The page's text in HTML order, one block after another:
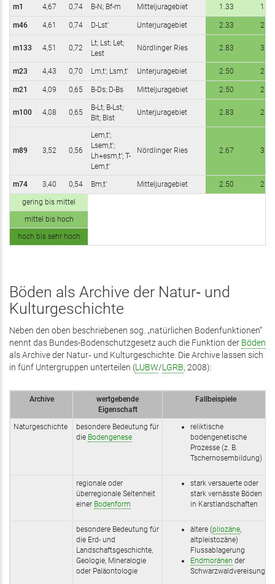
m1 4,67 0,74 B-N; Bf-m Mitteljuragebiet 1.33 1.67
m46 4,61 0,74 D-Lst' Unterjuragebiet 2.33 2.50
m133 4,51 0,72
Lt; Lst; Let;
Lest
Nördlinger Ries 2.83 3.00
m23 4,43 0,70 Lm,t'; Lsm,t' Unterjuragebiet 2.50 2.67
m21 4,09 0,65 B-Ds; D-Bs Mitteljuragebiet 2.50 2.83
m100 4,08 0,65
B-Lt; B-Lst;
Blt; Blst
Unterjuragebiet 2.83 2.83
m89 3,52 0,56
Lem,t‘;
Lsem,t‘;
Lh+esm,t‘; T-
Lem,t‘
Nördlinger Ries 2.67 3.00
m74 3,40 0,54 Bm,t' Mitteljuragebiet 2.50 2.67
gering bis mittel
mittel bis hoch
hoch bis sehr hoch
Böden als Archive der Natur‑ und
Kulturgeschichte
Neben den oben beschriebenen sog. „natürlichen Bodenfunktionen“
nennt das Bundes-Bodenschutzgesetz auch die Funktion der Böden
als Archive der Natur‑ und Kulturgeschichte. Die Archive lassen sich
in fünf Untergruppen unterteilen (LUBW/LGRB, 2008):
Archive
wertgebende
Eigenschaft
Fallbeispiele
Naturgeschichte
besondere Bedeutung für
die Bodengenese
reliktische
bodengenetische
Prozesse (z. B.
Tschernosembildung)
regionale oder
überregionale Seltenheit
einer Bodenform
stark versauerte oder
stark vernässte Böden
in Karstlandschaften
besondere Bedeutung für
die Erd- und
Landschaftsgeschichte,
Geologie, Mineralogie
oder Paläontologie
ältere (pliozäne
altpleistozäne)
Flussablagerung
Endmoränen der
Schwarzwaldvereisung